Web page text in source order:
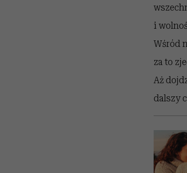
i
Wśród
za to
Aż
dalszy